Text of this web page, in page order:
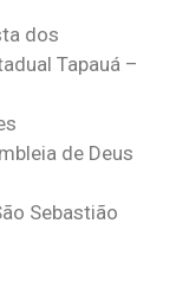
dos
Tapauá –
de Deus
Sebastião